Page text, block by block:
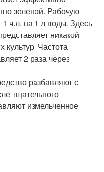
зеленой. Рабочую
1 ч.л. на 1 л воды. Здесь
никакой
культур. Частота
2 раза через
разбавляют с
тщательного
измельченное